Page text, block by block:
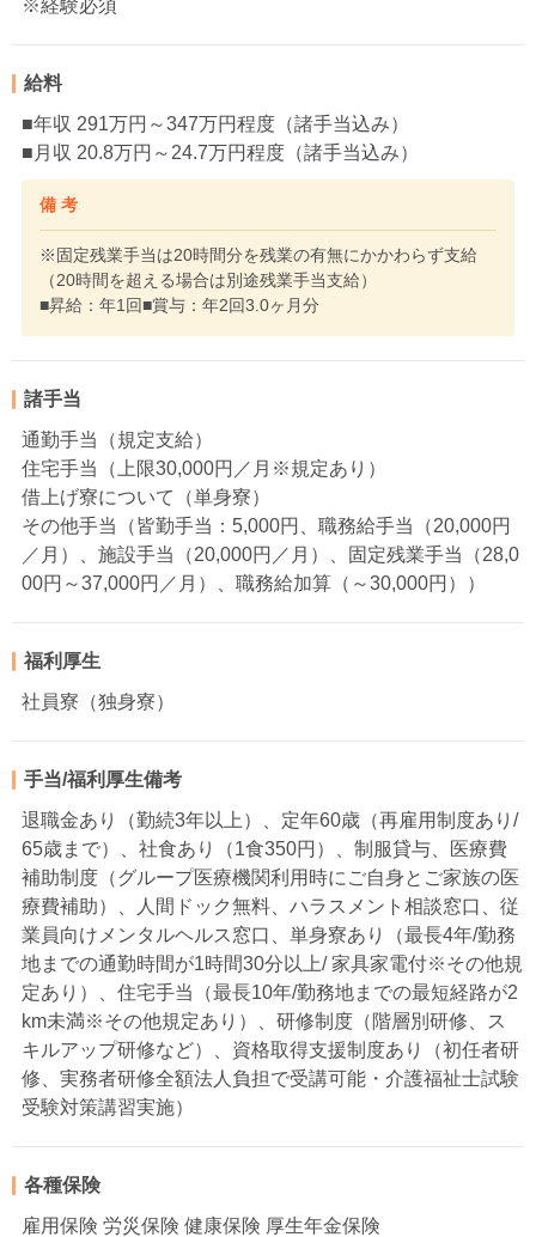
※経験必須
給料
■年収 291万円～347万円程度（諸手当込み）
■月収 20.8万円～24.7万円程度（諸手当込み）
備 考
※固定残業手当は20時間分を残業の有無にかかわらず支給
（20時間を超える場合は別途残業手当支給）
■昇給：年1回■賞与：年2回3.0ヶ月分
諸手当
通勤手当（規定支給）
住宅手当（上限30,000円／月※規定あり）
借上げ寮について（単身寮）
その他手当（皆勤手当：5,000円、職務給手当（20,000円
／月）、施設手当（20,000円／月）、固定残業手当（28,0
00円～37,000円／月）、職務給加算（～30,000円））
福利厚生
社員寮（独身寮）
手当/福利厚生備考
退職金あり（勤続3年以上）、定年60歳（再雇用制度あり/
65歳まで）、社食あり（1食350円）、制服貸与、医療費
補助制度（グループ医療機関利用時にご自身とご家族の医
療費補助）、人間ドック無料、ハラスメント相談窓口、従
業員向けメンタルヘルス窓口、単身寮あり（最長4年/勤務
地までの通勤時間が1時間30分以上/ 家具家電付※その他規
定あり）、住宅手当（最長10年/勤務地までの最短経路が2
km未満※その他規定あり）、研修制度（階層別研修、ス
キルアップ研修など）、資格取得支援制度あり（初任者研
修、実務者研修全額法人負担で受講可能・介護福祉士試験
受験対策講習実施）
各種保険
雇用保険 労災保険 健康保険 厚生年金保険